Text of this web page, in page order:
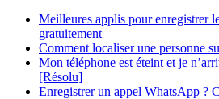
Meilleures applis pour enregistrer
gratuitement
Comment localiser une personne
Mon téléphone est éteint et je
[Résolu]
Enregistrer un appel WhatsApp ?